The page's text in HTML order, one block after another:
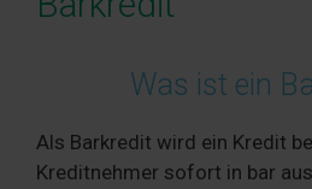
Was ist ein
Als Barkredit wird ein Kredit
Kreditnehmer sofort in bar